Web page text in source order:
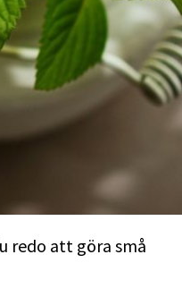
redo att göra små